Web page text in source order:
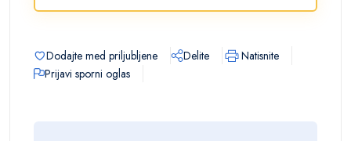
Dodajte med priljubljene Delite
Natisnite
Prijavi sporni oglas